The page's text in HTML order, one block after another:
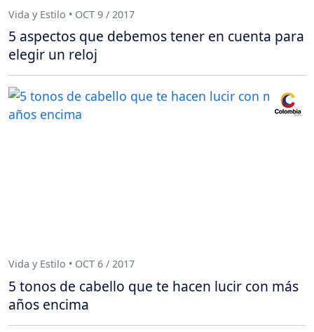
Vida y Estilo • OCT 9 / 2017
5 aspectos que debemos tener en cuenta para
elegir un reloj
Vida y Estilo • OCT 6 / 2017
5 tonos de cabello que te hacen lucir con más
años encima